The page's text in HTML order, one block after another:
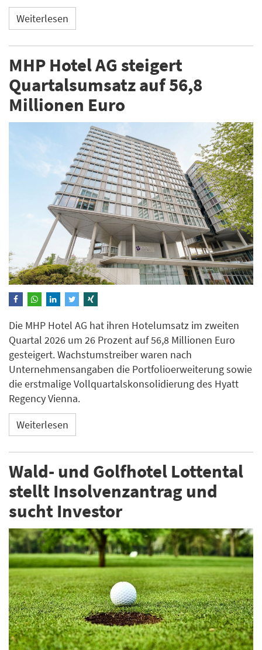
Weiterlesen
MHP Hotel AG steigert
Quartalsumsatz auf 56,8
Millionen Euro
Die MHP Hotel AG hat ihren Hotelumsatz im zweiten
Quartal 2026 um 26 Prozent auf 56,8 Millionen Euro
gesteigert. Wachstumstreiber waren nach
Unternehmensangaben die Portfolioerweiterung sowie
die erstmalige Vollquartalskonsolidierung des Hyatt
Regency Vienna.
Weiterlesen
Wald- und Golfhotel Lottental
stellt Insolvenzantrag und
sucht Investor